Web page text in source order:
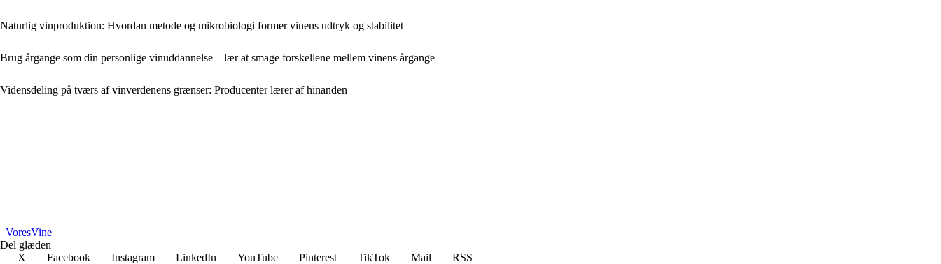
Naturlig vinproduktion: Hvordan metode og mikrobiologi former vinens udtryk og stabilitet
Brug årgange som din personlige vinuddannelse – lær at smage forskellene mellem vinens årgange
Vidensdeling på tværs af vinverdenens grænser: Producenter lærer af hinanden
VoresVine
Del glæden
X
Facebook Instagram LinkedIn YouTube Pinterest TikTok Mail
RSS